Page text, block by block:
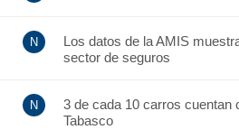
Los datos de la AMIS
sector de seguros
3 de cada 10 carros cuentan
Tabasco